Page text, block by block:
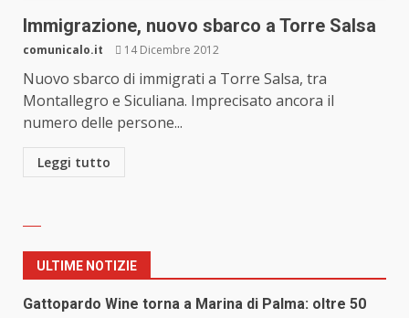
Immigrazione, nuovo sbarco a Torre Salsa
comunicalo.it 14 Dicembre 2012
Nuovo sbarco di immigrati a Torre Salsa, tra
Montallegro e Siculiana. Imprecisato ancora il
numero delle persone...
Leggi tutto
ULTIME NOTIZIE
Gattopardo Wine torna a Marina di Palma: oltre 50